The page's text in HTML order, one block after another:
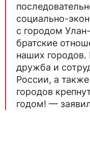
социально-
с городом
братские
наших городов.
дружба и
России, а
городов
годом! —